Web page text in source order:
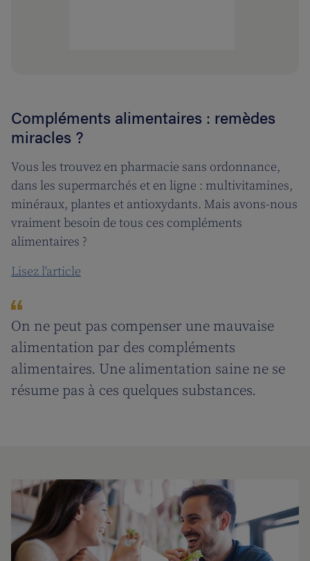
Compléments alimentaires : remèdes
miracles ?
Vous les trouvez en pharmacie sans ordonnance,
dans les supermarchés et en ligne : multivitamines,
minéraux, plantes et antioxydants. Mais avons-nous
vraiment besoin de tous ces compléments
alimentaires ?
Lisez l'article
On ne peut pas compenser une mauvaise
alimentation par des compléments
alimentaires. Une alimentation saine ne se
résume pas à ces quelques substances.